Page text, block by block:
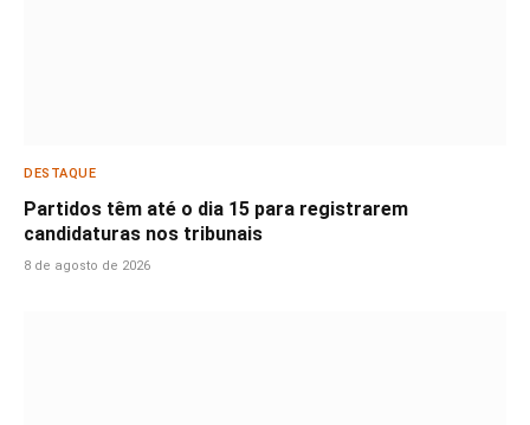
DESTAQUE
Partidos têm até o dia 15 para registrarem
candidaturas nos tribunais
8 de agosto de 2026